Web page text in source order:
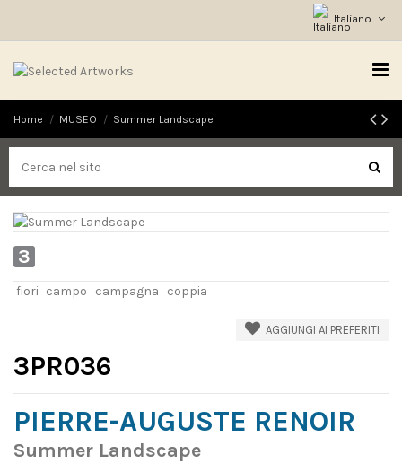
Italiano
Home MUSEO Summer Landscape
3
fiori campo campagna coppia
AGGIUNGI AI PREFERITI
3PR036
PIERRE-AUGUSTE RENOIR
Summer Landscape